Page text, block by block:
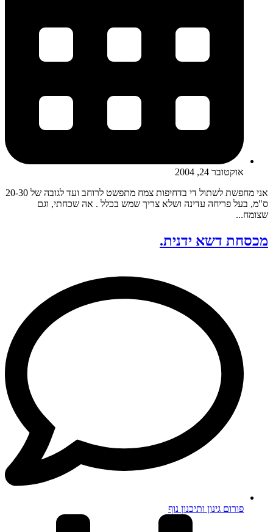
אוקטובר 24, 2004
אני מחפשת לשתול די בדחיפות צמח מתפשט לרוחב ועד לגובה של 20-30
ס"מ, בעל פריחה עדינה ושלא צריך שמש בכלל . אה שכחתי, וגם
שצומח...
מכסחת דשא ידנית.
פורום גינון ותיכנון נוף